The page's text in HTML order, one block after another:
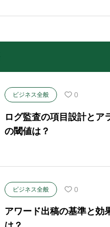
ビジネス全般 0
ログ監査の項目設計とア
の閾値は？
ビジネス全般 0
アワード出稿の基準と効